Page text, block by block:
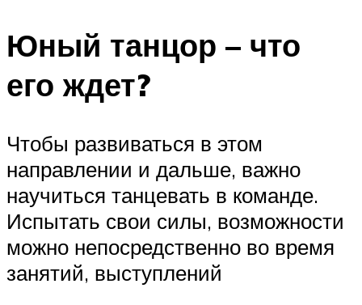
Юный танцор – что
его ждет?
Чтобы развиваться в этом
направлении и дальше, важно
научиться танцевать в команде.
Испытать свои силы, возможности
можно непосредственно во время
занятий, выступлений